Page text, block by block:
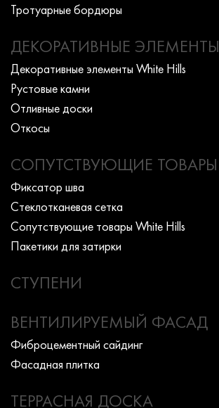
Тротуарные бордюры
ДЕКОРАТИВНЫЕ ЭЛЕМЕНТЫ
Декоративные элементы White Hills
Рустовые камни
Отливные доски
Откосы
СОПУТСТВУЮЩИЕ ТОВАРЫ
Фиксатор шва
Стеклотканевая сетка
Сопутствующие товары White Hills
Пакетики для затирки
СТУПЕНИ
ВЕНТИЛИРУЕМЫЙ ФАСАД
Фиброцементный сайдинг
Фасадная плитка
ТЕРРАСНАЯ ДОСКА